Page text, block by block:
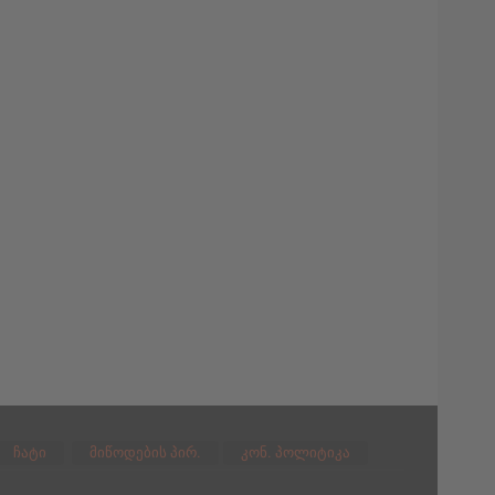
მიწოდების პირ. კონ. პოლიტიკა
ჩატი